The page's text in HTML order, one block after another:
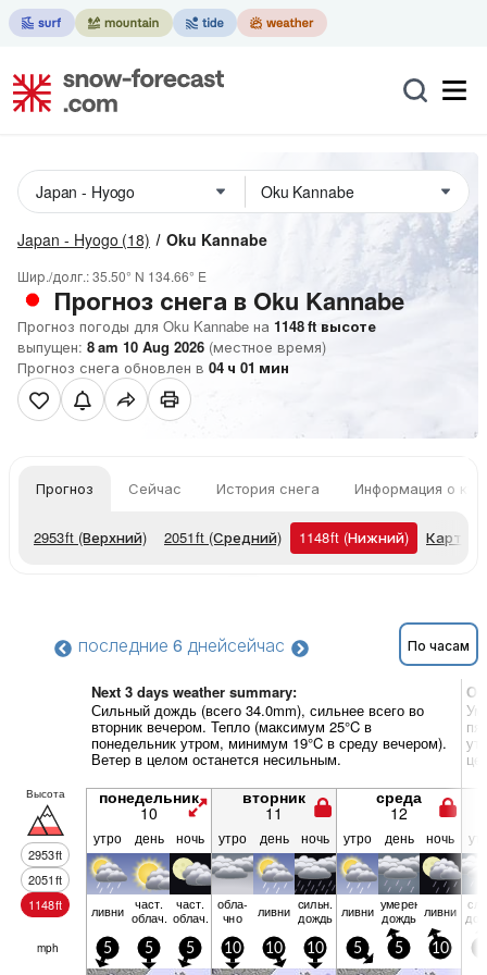
Japan - Hyogo (18) Oku Kannabe
Шир./долг.:35.50° N 134.66° E
Прогноз снега в Oku Kannabe
Прогноз погоды для Oku Kannabe на 1148ft высоте
выпущен: 8 am 10 Aug 2026 (местное время)
Прогноз снега обновлен в 04 ч 01 мин
Прогноз Сейчас История снега Информация о
2953ft (Верхний) 2051ft (Средний) 1148ft (Нижний) Карты
последние 6 днейсейчас По часам
Next 3 days weather summary:
Сильный дождь (всего 34.0mm), сильнее всего во
вторник вечером. Тепло (максимум 25°C в
понедельник утром, минимум 19°C в среду вечером).
Ветер в целом останется несильным.
Высота
2953ft
2051ft
1148ft
понедельник
10
вторник
11
среда
12
утро день ночь утро день ночь утро день ночь
ливни част.
облач.
част.
облач.
обла­
чно ливни сильн.
дождь ливни умерен.
дождь ливни
mph 5 5 5 10 10 10 5 5 10